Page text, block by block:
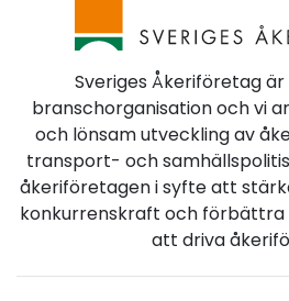
Sveriges Åkeriföretag
branschorganisation och vi
och lönsam utveckling av
transport- och
åkeriföretagen i syfte att
konkurrenskraft och
att driva